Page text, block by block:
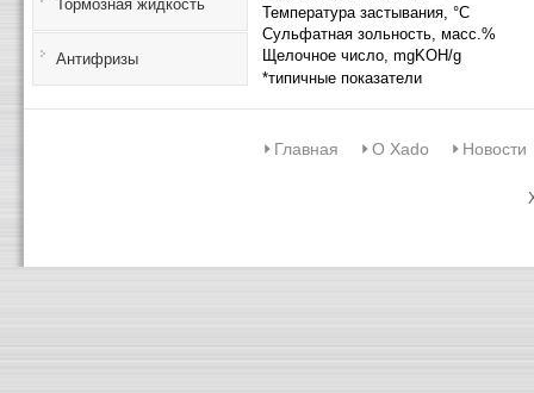
Тормозная жидкость
Антифризы
Температура застывания, °C
Сульфатная зольность, масс.%
Щелочное число, mgKOH/g
*типичные показатели
Главная О Xado Новости